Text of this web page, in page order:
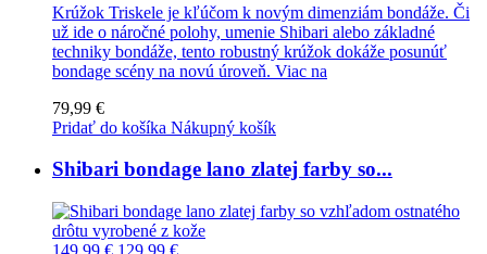
Krúžok Triskele je kľúčom k novým dimenziám bondáže. Či
už ide o náročné polohy, umenie Shibari alebo základné
techniky bondáže, tento robustný krúžok dokáže posunúť
bondage scény na novú úroveň. Viac na
79,99 €
Pridať do košíka Nákupný košík
Shibari bondage lano zlatej farby so...